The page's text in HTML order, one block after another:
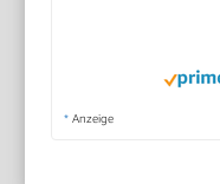
* Anzeige